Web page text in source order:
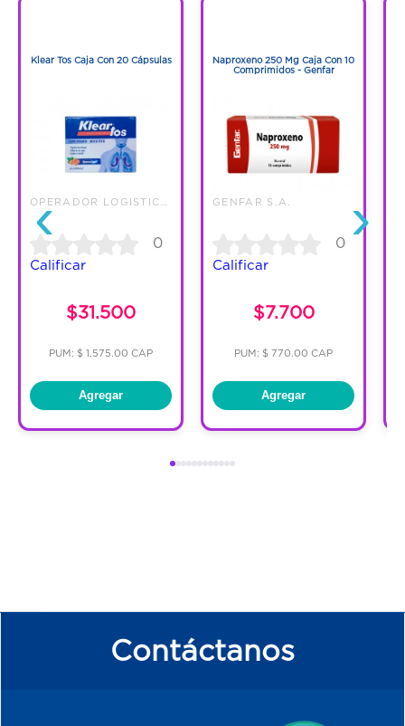
‹
Klear Tos Caja Con 20 Cápsulas
0
Calificar
$31.500
PUM: $ 1,575.00 CAP
Agregar
Naproxeno 250 Mg Caja Con 10
Comprimidos - Genfar
GENFAR S.A.
0
Calificar
$7.700
PUM: $ 770.00 CAP
Agregar
›
Contáctanos